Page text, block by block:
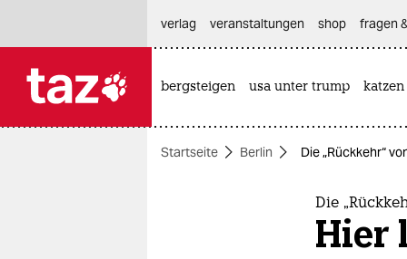
themen
verlag
veranstaltungen shop fragen
bergsteigen usa unter trump katzen
Startseite Berlin Die „Rückkehr“
Die
Hier